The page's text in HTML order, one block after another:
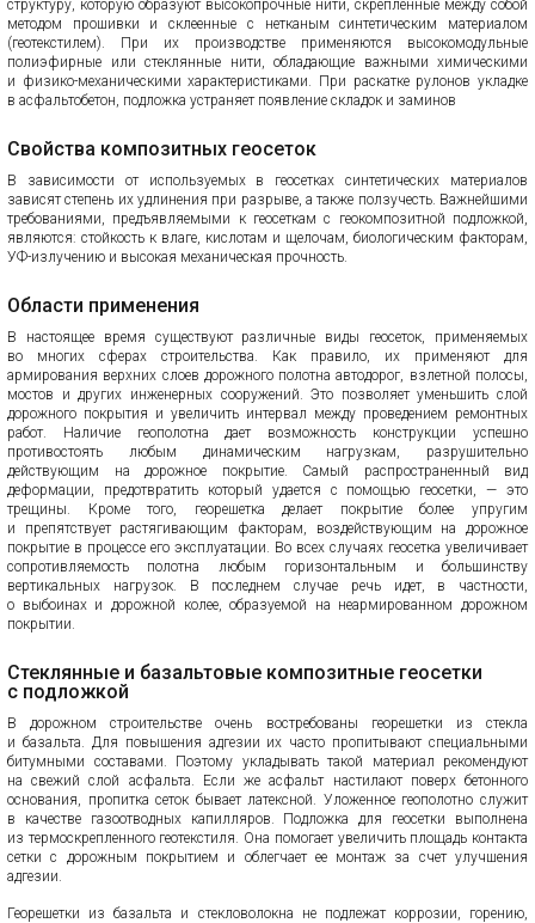
структуру, которую образуют высокопрочные нити, скрепленные между собой
методом прошивки и склеенные с нетканым синтетическим материалом
(геотекстилем). При их производстве применяются высокомодульные
полиэфирные или стеклянные нити, обладающие важными химическими
и физико-механическими характеристиками. При раскатке рулонов укладке
в асфальтобетон, подложка устраняет появление складок и заминов
Свойства композитных геосеток
В зависимости от используемых в геосетках синтетических материалов
зависят степень их удлинения при разрыве, а также ползучесть. Важнейшими
требованиями, предъявляемыми к геосеткам с геокомпозитной подложкой,
являются: стойкость к влаге, кислотам и щелочам, биологическим факторам,
УФ-излучению и высокая механическая прочность.
Области применения
В настоящее время существуют различные виды геосеток, применяемых
во многих сферах строительства. Как правило, их применяют для
армирования верхних слоев дорожного полотна автодорог, взлетной полосы,
мостов и других инженерных сооружений. Это позволяет уменьшить слой
дорожного покрытия и увеличить интервал между проведением ремонтных
работ. Наличие геополотна дает возможность конструкции успешно
противостоять любым динамическим нагрузкам, разрушительно
действующим на дорожное покрытие. Самый распространенный вид
деформации, предотвратить который удается с помощью геосетки, — это
трещины. Кроме того, георешетка делает покрытие более упругим
и препятствует растягивающим факторам, воздействующим на дорожное
покрытие в процессе его эксплуатации. Во всех случаях геосетка увеличивает
сопротивляемость полотна любым горизонтальным и большинству
вертикальных нагрузок. В последнем случае речь идет, в частности,
о выбоинах и дорожной колее, образуемой на неармированном дорожном
покрытии.
Стеклянные и базальтовые композитные геосетки
с подложкой
В дорожном строительстве очень востребованы георешетки из стекла
и базальта. Для повышения адгезии их часто пропитывают специальными
битумными составами. Поэтому укладывать такой материал рекомендуют
на свежий слой асфальта. Если же асфальт настилают поверх бетонного
основания, пропитка сеток бывает латексной. Уложенное геополотно служит
в качестве газоотводных капилляров. Подложка для геосетки выполнена
из термоскрепленного геотекстиля. Она помогает увеличить площадь контакта
сетки с дорожным покрытием и облегчает ее монтаж за счет улучшения
адгезии.
Георешетки из базальта и стекловолокна не подлежат коррозии, горению,